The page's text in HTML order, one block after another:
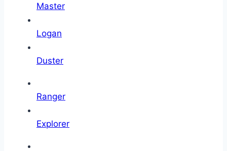
Master
Logan
Duster
Ranger
Explorer